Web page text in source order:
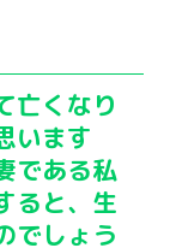
亡くなり
います
である私
ると、生
でしょう